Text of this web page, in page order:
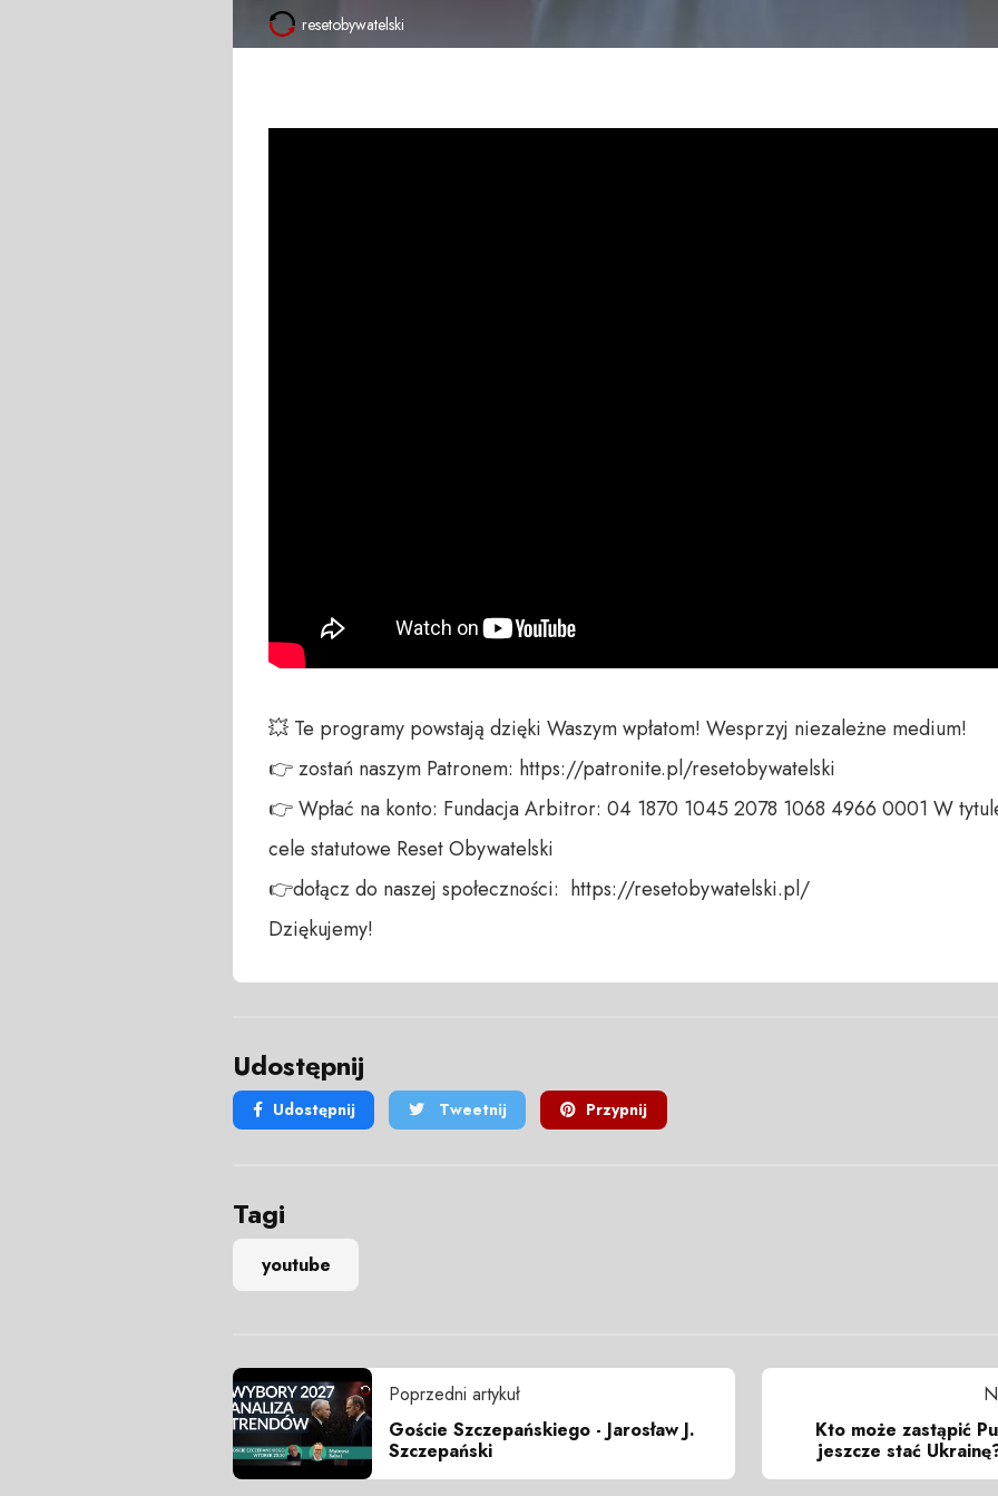
resetobywatelski
💥 Te programy powstają dzięki Waszym wpłatom! Wesprzyj niezależne medium!
👉 zostań naszym Patronem: https://patronite.pl/resetobywatelski
👉 Wpłać na konto: Fundacja Arbitror: 04 1870 1045 2078 1068 4966 0001 W
cele statutowe Reset Obywatelski
👉dołącz do naszej społeczności:  https://resetobywatelski.pl/
Dziękujemy!
Udostępnij
Udostępnij Tweetnij Przypnij
Tagi
youtube
Poprzedni artykuł
Goście Szczepańskiego - Jarosław J.
Szczepański
Kto może zastąpić
jeszcze stać